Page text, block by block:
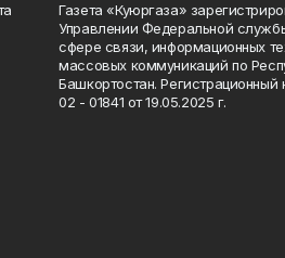
Газета «Куюргаза»
Управлении Федеральной
сфере связи, информационных
массовых коммуникаций по
Башкортостан.
02 - 01841 от 19.05.2025 г.